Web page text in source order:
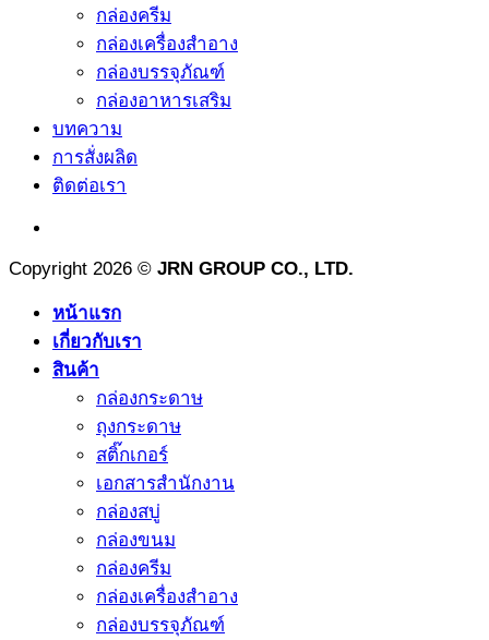
กล่องครีม
กล่องเครื่องสำอาง
กล่องบรรจุภัณฑ์
กล่องอาหารเสริม
บทความ
การสั่งผลิด
ติดต่อเรา
Copyright 2026 © JRN GROUP CO., LTD.
หน้าแรก
เกี่ยวกับเรา
สินค้า
กล่องกระดาษ
ถุงกระดาษ
สติ๊กเกอร์
เอกสารสำนักงาน
กล่องสบู่
กล่องขนม
กล่องครีม
กล่องเครื่องสำอาง
กล่องบรรจุภัณฑ์